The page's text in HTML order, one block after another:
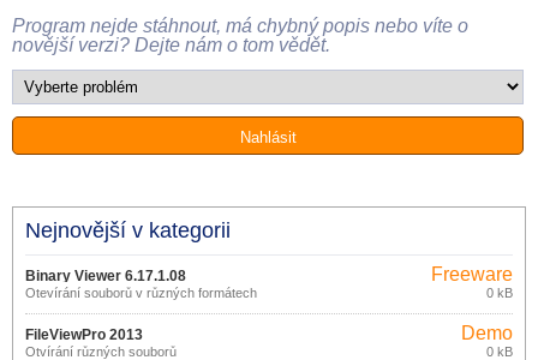
Program nejde stáhnout, má chybný popis nebo víte o
novější verzi? Dejte nám o tom vědět.
Nejnovější v kategorii
Binary Viewer 6.17.1.08
Otevírání souborů v různých formátech
Freeware
0 kB
FileViewPro 2013
Otvírání různých souborů
Demo
0 kB